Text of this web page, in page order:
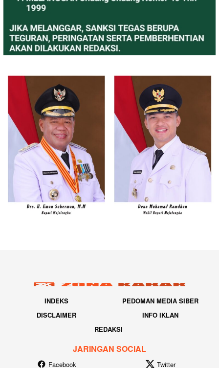
INDEKS
PEDOMAN MEDIA SIBER
DISCLAIMER
INFO IKLAN
REDAKSI
JARINGAN SOCIAL
Facebook Twitter